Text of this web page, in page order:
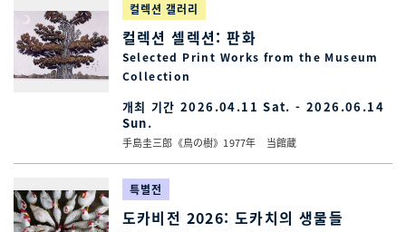
컬렉션 갤러리
컬렉션 셀렉션: 판화
Selected Print Works from the Museum
Collection
개최 기간 2026.04.11 Sat. - 2026.06.14
Sun.
手島圭三郎《鳥の樹》1977年 当館蔵
특별전
도카비전 2026: 도카치의 생물들